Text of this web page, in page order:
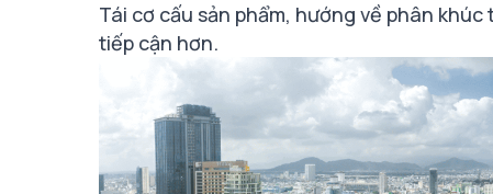
Tái cơ cấu sản phẩm, hướng về phân
tiếp cận hơn.